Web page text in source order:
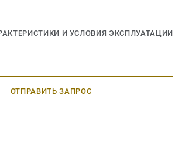
И УСЛОВИЯ ЭКСПЛУАТАЦИИ
ОТПРАВИТЬ ЗАПРОС